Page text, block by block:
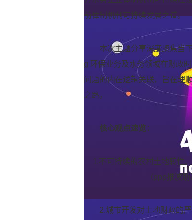
前体制机制可持续发展之道。
本次主题分享深度聚焦当
g 环保业务及水务领域在财政
问题的内在逻辑关联，旨在理
之路。
核心观点速览：
1.不可持续的农村土地转性
（ppp推波
2.城市开发对土地财政的